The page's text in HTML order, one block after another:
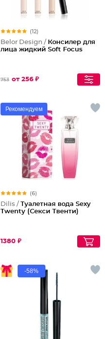
(12)
Belor Design / Консилер для
лица жидкий Soft Focus
753 от 256 ₽
Рекомендуем
(6)
Dilis / Туалетная вода Sexy
Twenty (Секси Твенти)
1380 ₽
-58%